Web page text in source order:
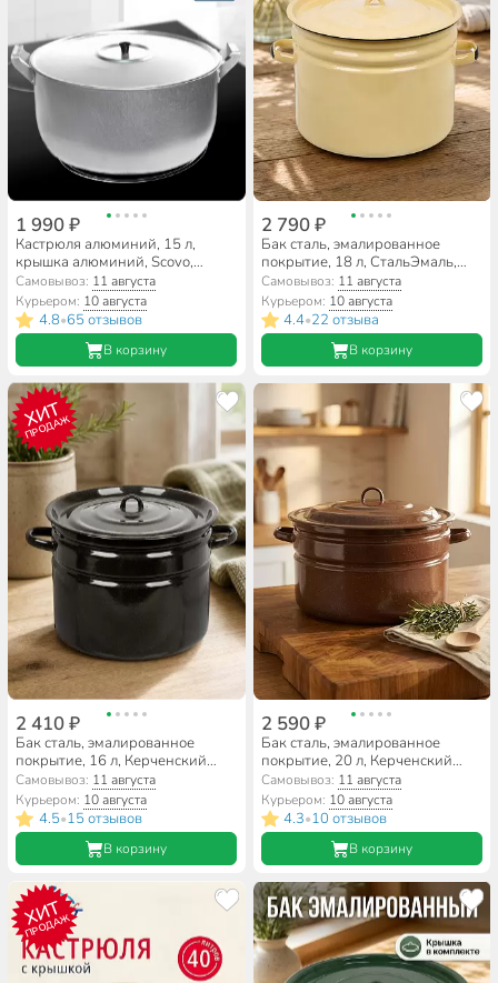
1 990 ₽
Кастрюля алюминий, 15 л,
крышка алюминий, Scovo,
МШ-006
Самовывоз: 11 августа
Курьером: 10 августа
4.8•65 отзывов
В корзину
2 790 ₽
Бак сталь, эмалированное
покрытие, 18 л, СтальЭмаль,
2с31, в ассортименте
Самовывоз: 11 августа
Курьером: 10 августа
4.4•22 отзыва
В корзину
ХИТ
ПРОДАЖ
2 410 ₽
Бак сталь, эмалированное
покрытие, 16 л, Керченский
металлургический завод,
42804-262/42815-263, в
ассортименте
Самовывоз: 11 августа
Курьером: 10 августа
4.5•15 отзывов
В корзину
2 590 ₽
Бак сталь, эмалированное
покрытие, 20 л, Керченский
металлургический завод,
42804-272/2/42815-273/2, в
ассортименте
Самовывоз: 11 августа
Курьером: 10 августа
4.3•10 отзывов
В корзину
ХИТ
ПРОДАЖ